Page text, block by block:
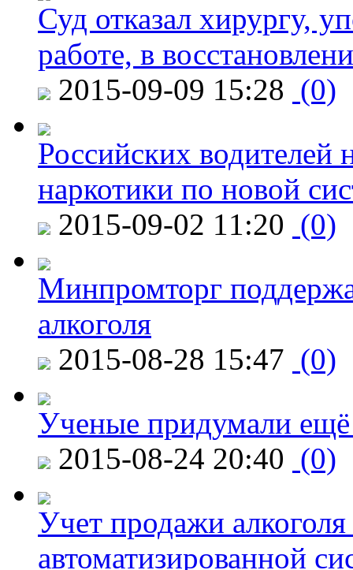
Суд отказал хирургу,
работе, в
2015-09-09 15:28 (0)
Российских водителей
наркотики по новой
2015-09-02 11:20 (0)
Минпромторг
алкоголя
2015-08-28 15:47 (0)
Ученые придумали ещё
2015-08-24 20:40 (0)
Учет продажи
автоматизированной